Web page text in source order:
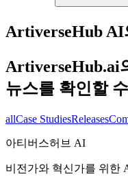
ArtiverseHub AI
ArtiverseHub.ai
뉴스를 확인할
allCase StudiesReleases
아티버스허브 AI
비전가와 혁신가를 위한